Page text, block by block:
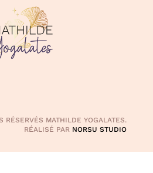
RÉSERVÉS MATHILDE YOGALATES.
RÉALISÉ PAR NORSU STUDIO